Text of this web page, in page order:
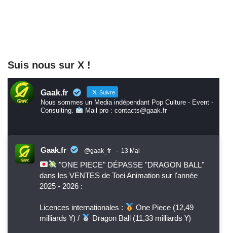
Suis nous sur X !
Gaak.fr Suivre
Nous sommes un Media indépendant Pop Culture - Event -
Consulting.
Mail pro : contacts@gaak.fr
Gaak.fr @gaak_fr · 13 Mai
"ONE PIECE" DÉPASSE "DRAGON BALL"
dans les VENTES de Toei Animation sur l'année
2025 - 2026 :
Licences internationales :
One Piece (12,49
milliards ¥) /
Dragon Ball (11,33 milliards ¥)